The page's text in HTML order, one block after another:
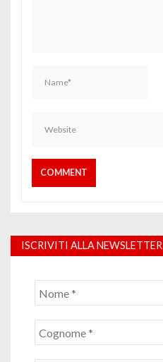
ISCRIVITI ALLA NEWSLETTER